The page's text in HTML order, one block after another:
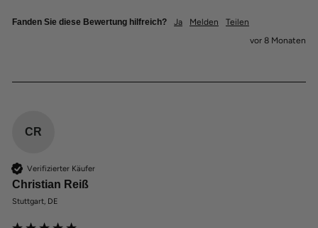
Fanden Sie diese Bewertung hilfreich? Ja Melden
Teilen
vor 8 Monaten
CR
Verifizierter Käufer
Christian Reiß
Stuttgart, DE